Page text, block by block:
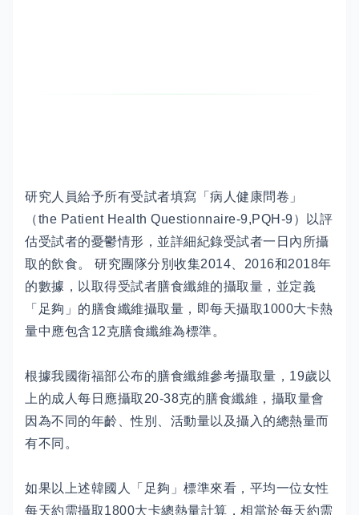
研究人員給予所有受試者填寫「病人健康問卷」
（the Patient Health Questionnaire-9,PQH-9）以評
估受試者的憂鬱情形，並詳細紀錄受試者一日內所攝
取的飲食。 研究團隊分別收集2014、2016和2018年
的數據，以取得受試者膳食纖維的攝取量，並定義
「足夠」的膳食纖維攝取量，即每天攝取1000大卡熱
量中應包含12克膳食纖維為標準。
根據我國衛福部公布的膳食纖維參考攝取量，19歲以
上的成人每日應攝取20-38克的膳食纖維，攝取量會
因為不同的年齡、性別、活動量以及攝入的總熱量而
有不同。
如果以上述韓國人「足夠」標準來看，平均一位女性
每天約需攝取1800大卡總熱量計算，相當於每天約需